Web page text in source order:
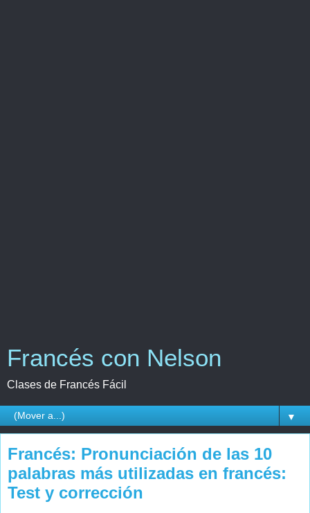
Francés con Nelson
Clases de Francés Fácil
▼
Francés: Pronunciación de las 10
palabras más utilizadas en francés:
Test y corrección